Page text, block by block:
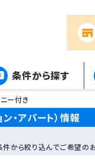
条件から探す
ー付き
・アパート）情報
から絞り込んでご希望の